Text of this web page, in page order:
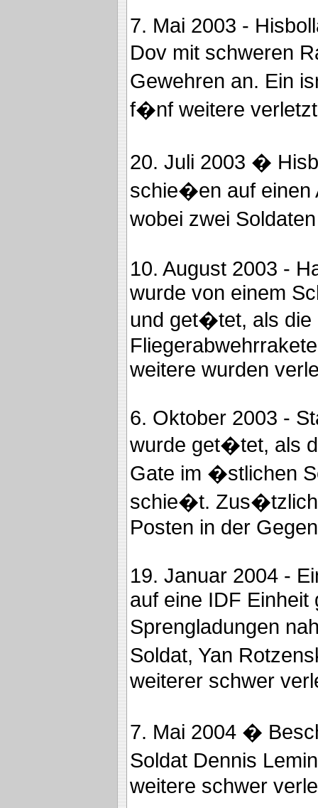
7. Mai 2003 -
Dov mit schweren
Gewehren an. Ein
f�nf weitere
20. Juli 2003 �
schie�en auf einen
wobei zwei
10. August 2003 -
wurde von einem
und get�tet, als die
weitere wurden
6. Oktober 2003 -
wurde get�tet, als
Gate im �stlichen
schie�t. Zus�tzlich
Posten in der
19. Januar 2004 -
auf eine IDF
Sprengladungen
Soldat, Yan
weiterer schwer
7. Mai 2004 �
Soldat Dennis
weitere schwer